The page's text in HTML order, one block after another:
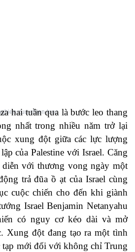
cuu-chien-luoc
hai tuần qua là bước leo thang
nhất trong nhiều năm trở lại
xung đột giữa các lực lượng
của Palestine với Israel. Căng
diễn với thương vong ngày một
trả đũa ồ ạt của Israel cùng
cuộc chiến cho đến khi giành
Israel Benjamin Netanyahu
có nguy cơ kéo dài và mở
Xung đột đang tạo ra một tình
tạp mới đối với không chỉ Trung